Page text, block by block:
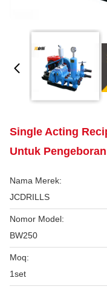
Single Acting
Untuk
Nama Merek:
JCDRILLS
Nomor Model:
BW250
Moq:
1set